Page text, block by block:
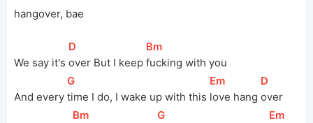
hangover, bae
We say it's
[D
over But I keep
[Bm
fucking with you
And every
[
G
time I do, I wake up with this
[Em
love hang
[D
over
[Bm [
G [Em